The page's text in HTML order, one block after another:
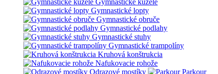
Gymnastické kužele
Gymnastické lopty
Gymnastické obruče
Gymnastické podlahy
Gymnastické stuhy
Gymnastické trampolíny
Kruhová konštrukcia
Nafukovacie rohože
Odrazové mostíky
Parkour